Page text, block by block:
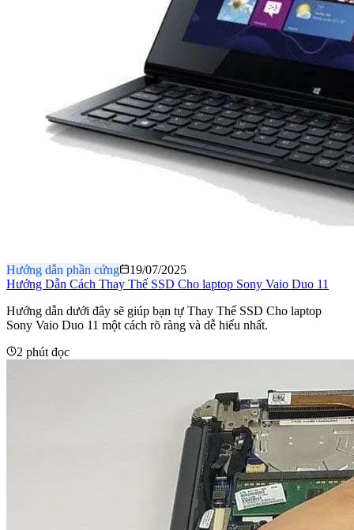
Hướng dẫn phần cứng
19/07/2025
Hướng Dẫn Cách Thay Thế SSD Cho laptop Sony Vaio Duo 11
Hướng dẫn dưới đây sẽ giúp bạn tự Thay Thế SSD Cho laptop
Sony Vaio Duo 11 một cách rõ ràng và dễ hiểu nhất.
2 phút đọc